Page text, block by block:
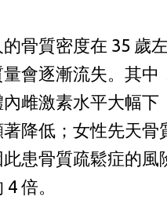
骨質密度在 35 歲
會逐漸流失。其中
雌激素水平大幅下
降低；女性先天骨
患骨質疏鬆症的風
倍。